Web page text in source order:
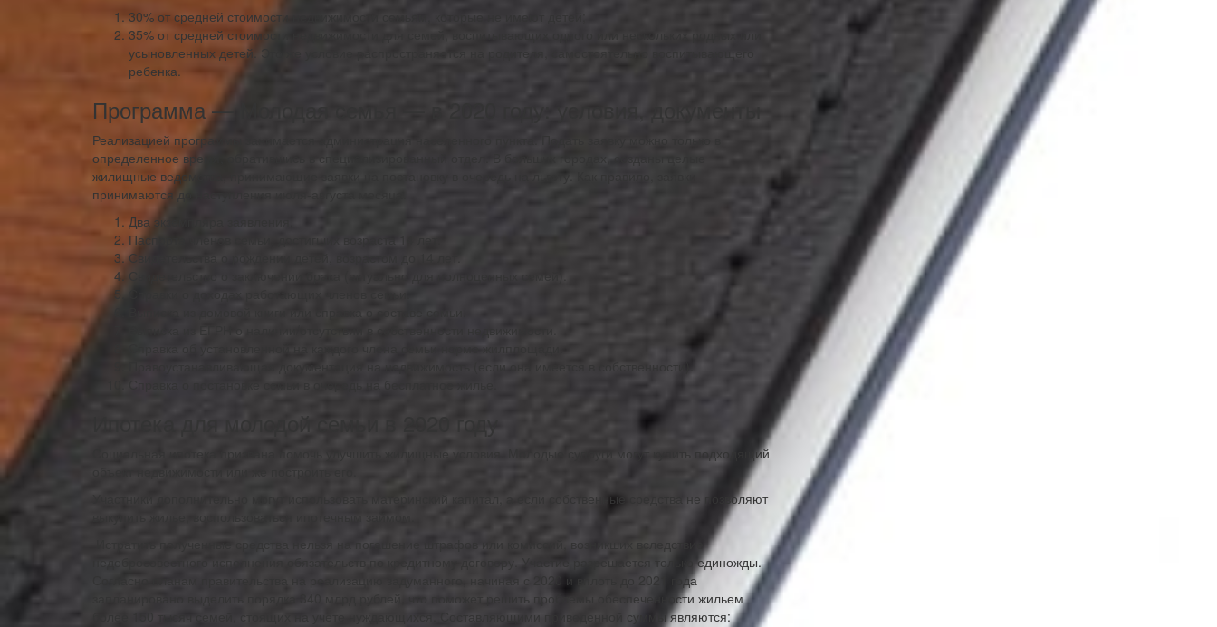
30% от средней стоимости недвижимости семьям, которые не имеют детей;
35% от средней стоимости недвижимости для семей, воспитывающих одного или нескольких родных или
усыновленных детей. Это же условие распространяется на родителя, самостоятельно воспитывающего
ребенка.
Программа — Молодая семья — в 2020 году: условия, документы
Реализацией программы занимается администрация населенного пункта. Подать заявку можно только в
определенное время, обратившись в специализированный отдел. В больших городах, созданы целые
жилищные ведомства, принимающие заявки на постановку в очередь на льготу. Как правило, заявки
принимаются до наступления июля-августа месяца.
Два экземпляра заявления.
Паспорта членов семьи, достигших возраста 14 лет.
Свидетельства о рождении детей, возрастом до 14 лет.
Свидетельство о заключении брака (актуально для полноценных семей).
Выписка из ЕГРН о наличии/отсутствии в собственности недвижимости.
Справка об установленной на каждого члена семьи норме жилплощади.
Правоустанавливающая документация на недвижимость (если она имеется в собственности).
Ипотека для молодой семьи в 2020 году
Социальная ипотека призвана помочь улучшить жилищные условия. Молодые супруги могут купить подходящий
Участники дополнительно могут использовать материнский капитал, а если собственные средства не позволяют
Истратить полученные средства нельзя на погашение штрафов или комиссий, возникших вследствие
недобросовестного исполнения обязательств по кредитному договору. Участие разрешается только единожды.
Согласно планам правительства на реализацию задуманного, начиная с 2020 и вплоть до 2021 года
запланировано выделить порядка 340 млрд рублей, что поможет решить проблемы обеспеченности жильем
более 150 тысяч семей, стоящих на учете нуждающихся. Составляющими приведенной суммы являются: